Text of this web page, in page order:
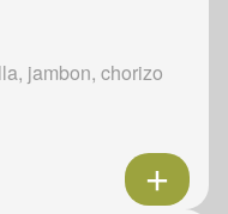
jambon, chorizo